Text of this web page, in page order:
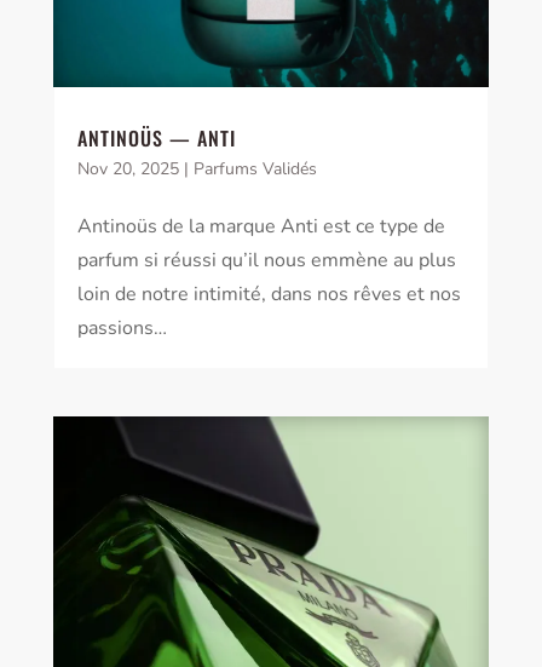
ANTINOÜS — ANTI
Nov 20, 2025| Parfums Validés
Antinoüs de la marque Anti est ce type de
parfum si réussi qu’il nous emmène au plus
loin de notre intimité, dans nos rêves et nos
passions…